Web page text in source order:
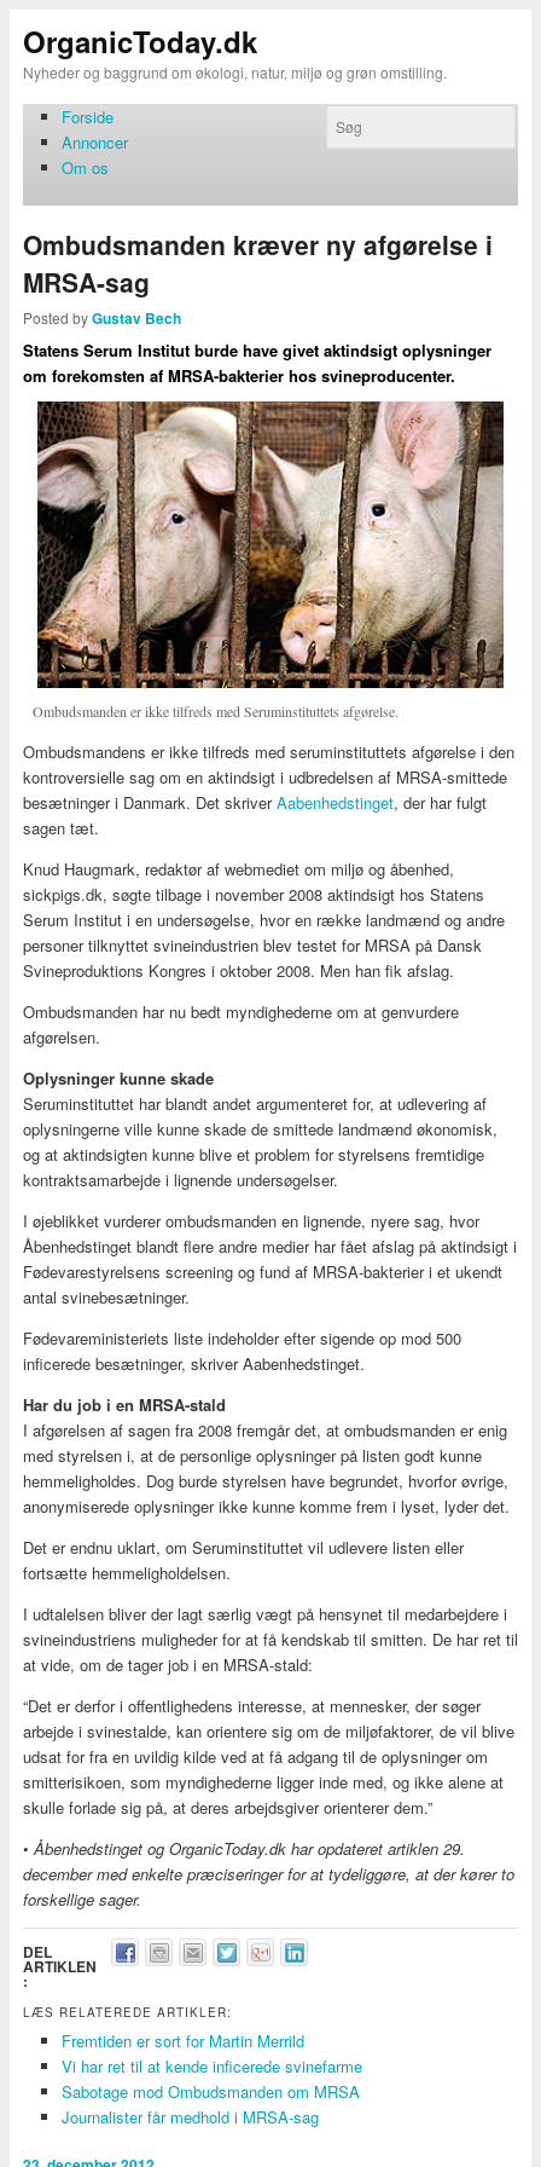
OrganicToday.dk
Nyheder og baggrund om økologi, natur, miljø og grøn omstilling.
Forside
Annoncer
Om os
Ombudsmanden kræver ny afgørelse i
MRSA-sag
Posted byGustav Bech
Statens Serum Institut burde have givet aktindsigt oplysninger
om forekomsten af MRSA-bakterier hos svineproducenter.
Ombudsmanden er ikke tilfreds med Seruminstituttets afgørelse.
Ombudsmandens er ikke tilfreds med seruminstituttets afgørelse i den
kontroversielle sag om en aktindsigt i udbredelsen af MRSA-smittede
besætninger i Danmark. Det skriverAabenhedstinget, der har fulgt
sagen tæt.
Knud Haugmark, redaktør af webmediet om miljø og åbenhed,
sickpigs.dk, søgte tilbage i november 2008 aktindsigt hos Statens
Serum Institut i en undersøgelse, hvor en række landmænd og andre
personer tilknyttet svineindustrien blev testet for MRSA på Dansk
Svineproduktions Kongres i oktober 2008. Men han fik afslag.
Ombudsmanden har nu bedt myndighederne om at genvurdere
afgørelsen.
Oplysninger kunne skade
Seruminstituttet har blandt andet argumenteret for, at udlevering af
oplysningerne ville kunne skade de smittede landmænd økonomisk,
og at aktindsigten kunne blive et problem for styrelsens fremtidige
kontraktsamarbejde i lignende undersøgelser.
I øjeblikket vurderer ombudsmanden en lignende, nyere sag, hvor
Åbenhedstinget blandt flere andre medier har fået afslag på aktindsigt i
Fødevarestyrelsens screening og fund af MRSA-bakterier i et ukendt
antal svinebesætninger.
Fødevareministeriets liste indeholder efter sigende op mod 500
inficerede besætninger, skriver Aabenhedstinget.
Har du job i en MRSA-stald
I afgørelsen af sagen fra 2008 fremgår det, at ombudsmanden er enig
med styrelsen i, at de personlige oplysninger på listen godt kunne
hemmeligholdes. Dog burde styrelsen have begrundet, hvorfor øvrige,
anonymiserede oplysninger ikke kunne komme frem i lyset, lyder det.
Det er endnu uklart, om Seruminstituttet vil udlevere listen eller
fortsætte hemmeligholdelsen.
I udtalelsen bliver der lagt særlig vægt på hensynet til medarbejdere i
svineindustriens muligheder for at få kendskab til smitten. De har ret til
at vide, om de tager job i en MRSA-stald:
“Det er derfor i offentlighedens interesse, at mennesker, der søger
arbejde i svinestalde, kan orientere sig om de miljøfaktorer, de vil blive
udsat for fra en uvildig kilde ved at få adgang til de oplysninger om
smitterisikoen, som myndighederne ligger inde med, og ikke alene at
skulle forlade sig på, at deres arbejdsgiver orienterer dem.”
• Åbenhedstinget og OrganicToday.dk har opdateret artiklen 29.
december med enkelte præciseringer for at tydeliggøre, at der kører to
forskellige sager.
DEL
ARTIKLEN
:
LÆS RELATEREDE ARTIKLER:
Fremtiden er sort for Martin Merrild
Vi har ret til at kende inficerede svinefarme
Sabotage mod Ombudsmanden om MRSA
Journalister får medhold i MRSA-sag